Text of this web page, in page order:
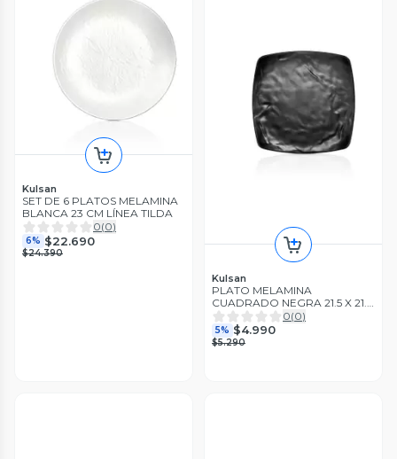
Kulsan
SET DE 6 PLATOS MELAMINA
BLANCA 23 CM LÍNEA TILDA
0(0)
6% $22.690
$24.390
Kulsan
PLATO MELAMINA
CUADRADO NEGRA 21.5 X 21.5
CM LINEA CARRE
0(0)
5% $4.990
$5.290